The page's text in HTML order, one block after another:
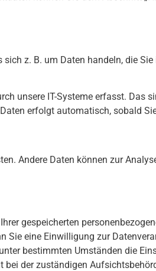
z. B. um Daten handeln, die
unsere IT-Systeme erfasst. Das
erfolgt automatisch, sobald
Andere Daten können zur
gespeicherten
Sie eine Einwilligung zur
bestimmten Umständen die
bei der zuständigen